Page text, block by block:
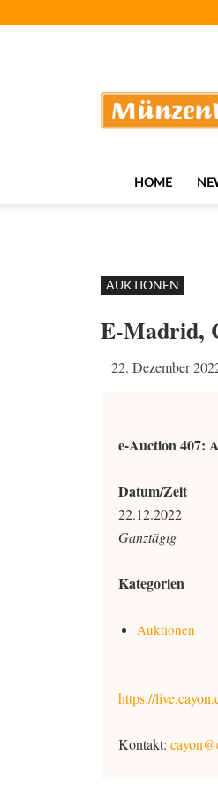
HOME
AUKTIONEN
E-Madrid,
22. Dezember
e-Auction 407:
Datum/Zeit
22.12.2022
Ganztägig
Kategorien
Auktionen
https://
Kontakt: